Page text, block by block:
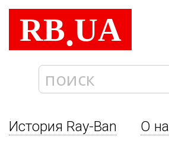
RB.UA
История Ray-Ban О